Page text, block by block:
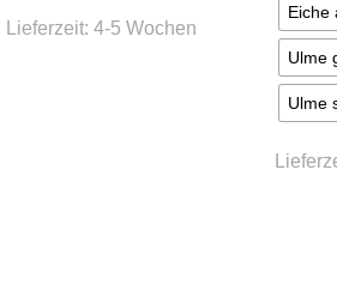
Lieferzeit:
*Preis ident wie Bezug Kat.
Lieferzeit: 4-5 Wochen
Eiche
Ulme
Ulme